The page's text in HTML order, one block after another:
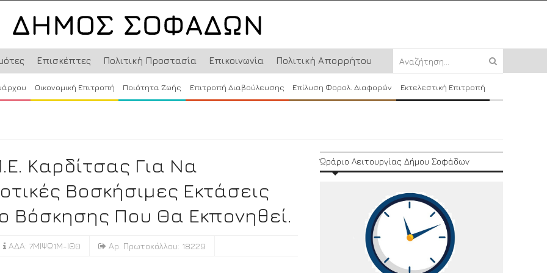
Επισκέπτες Πολιτική Προστασία Επικοινωνία Πολιτική Απορρήτου
Οικονομική Επιτροπή Ποιότητα Ζωής Επιτροπή Διαβούλευσης Επίλυση Φορολ. Διαφορών Εκτελεστική Επιτροπή
Καρδίτσας Για Να
Βοσκήσιμες Εκτάσεις
Βόσκησης Που Θα Εκπονηθεί.
ΑΔΑ: 7ΜΙΨΩ1Μ-ΙΘ0 Αρ. Πρωτοκόλλου: 18229
Ώράριο Λειτουργίας Δήμου Σοφάδων